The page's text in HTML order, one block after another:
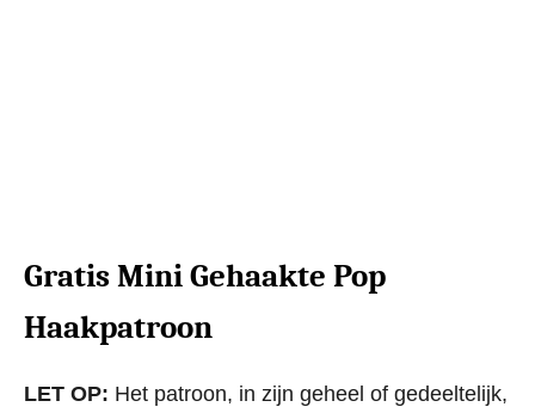
Gratis Mini Gehaakte Pop
Haakpatroon
LET OP: Het patroon, in zijn geheel of gedeeltelijk,